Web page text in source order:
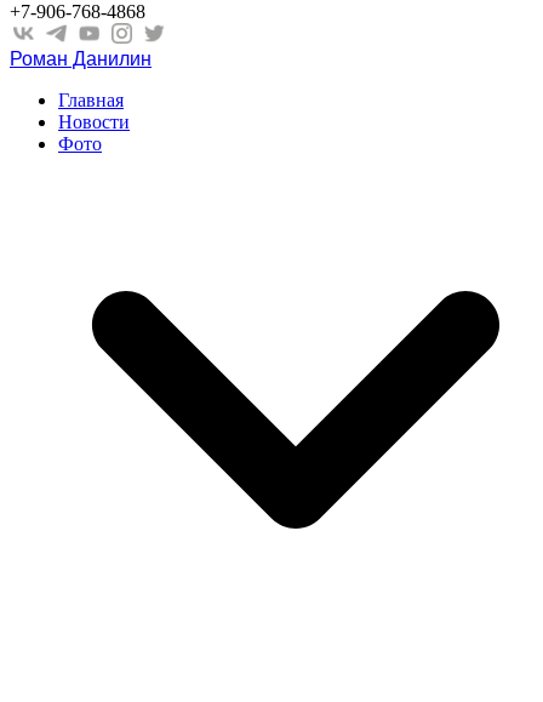
+7-906-768-4868
Роман Данилин
Главная
Новости
Фото